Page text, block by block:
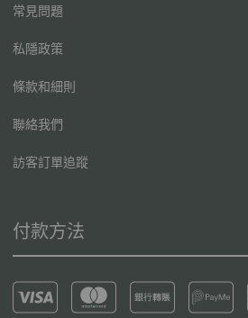
常見問題
私隱政策
條款和細則
聯絡我們
訪客訂單追蹤
付款方法